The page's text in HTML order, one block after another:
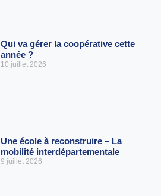
Qui va gérer la coopérative cette
année ?
10 juillet 2026
Une école à reconstruire – La
mobilité interdépartementale
9 juillet 2026